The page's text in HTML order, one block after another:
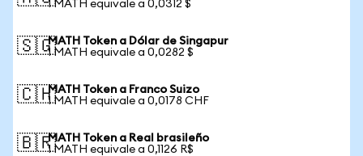
1 MATH equivale a 0,0312 $
🇸🇬MATH Token a Dólar de Singapur
1 MATH equivale a 0,0282 $
🇨🇭MATH Token a Franco Suizo
1 MATH equivale a 0,0178 CHF
🇧🇷MATH Token a Real brasileño
1 MATH equivale a 0,1126 R$